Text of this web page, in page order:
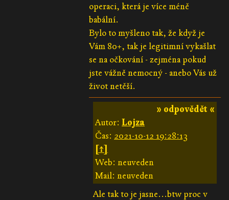
operaci, která je více méně
babální.
Bylo to myšleno tak, že když je
Vám 80+, tak je legitimní vykašlat
se na očkování - zejména pokud
jste vážně nemocný - anebo Vás už
život netěší.
» odpovědět «
Autor:Lojza
Čas: 2021-10-12 19:28:13
[↑]
Web: neuveden
Mail: neuveden
Ale tak to je jasne...btw proc v